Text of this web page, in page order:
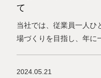
て
当社では、従業員一人ひ
場づくりを目指し、年に
2024.05.21